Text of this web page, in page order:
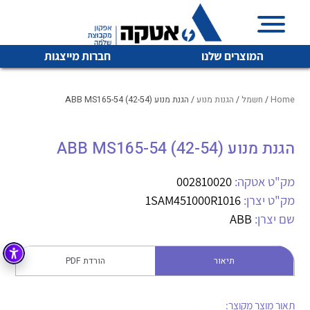
המוצרים שלנו חברות מייצגות
איכות | שרות | זמינות
והפצה של מוצרי
מיתוג, בקרה , ואינסטלציה חשמלית ופעילה ב7 תחומים:
חשמל
רובוטיקה ואוטומציה תעשייתית
לכל מוצרי היצרן
Home
/ חשמל / הגנות מנוע/ הגנת מנוע (ABB MS165-54 (42-54
הגנת מנוע (ABB MS165-54 (42-54
מק"ט אטקה: 002810020
מק"ט יצרן: 1SAM451000R1016
שם יצרן: ABB
תיאור הורדת PDF
תאור מוצר מקוצר: